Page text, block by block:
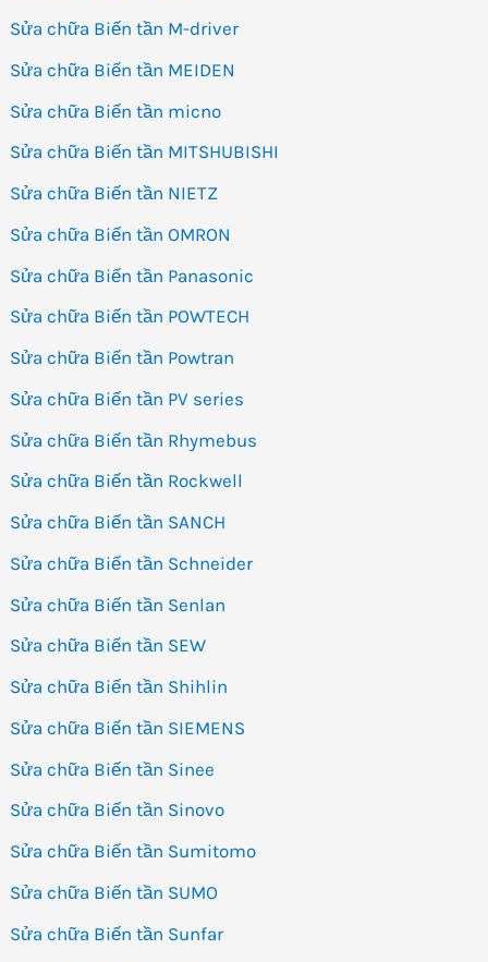
Sửa chữa Biến tần M-driver
Sửa chữa Biến tần MEIDEN
Sửa chữa Biến tần micno
Sửa chữa Biến tần MITSHUBISHI
Sửa chữa Biến tần NIETZ
Sửa chữa Biến tần OMRON
Sửa chữa Biến tần Panasonic
Sửa chữa Biến tần POWTECH
Sửa chữa Biến tần Powtran
Sửa chữa Biến tần PV series
Sửa chữa Biến tần Rhymebus
Sửa chữa Biến tần Rockwell
Sửa chữa Biến tần SANCH
Sửa chữa Biến tần Schneider
Sửa chữa Biến tần Senlan
Sửa chữa Biến tần SEW
Sửa chữa Biến tần Shihlin
Sửa chữa Biến tần SIEMENS
Sửa chữa Biến tần Sinee
Sửa chữa Biến tần Sinovo
Sửa chữa Biến tần Sumitomo
Sửa chữa Biến tần SUMO
Sửa chữa Biến tần Sunfar